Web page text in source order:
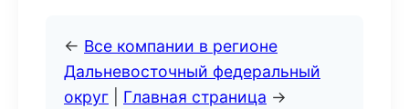
← Все компании в регионе
Дальневосточный федеральный
округ
Главная страница →